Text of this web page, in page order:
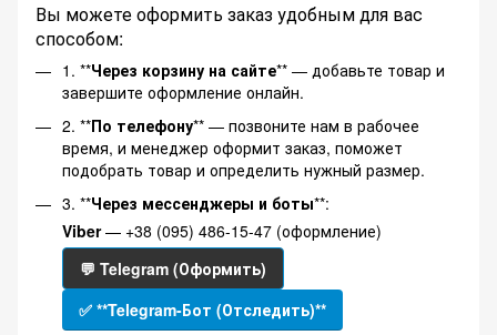
Вы можете оформить заказ удобным для вас
способом:
1. **Через корзину на сайте** — добавьте товар и
завершите оформление онлайн.
2. **По телефону** — позвоните нам в рабочее
время, и менеджер оформит заказ, поможет
подобрать товар и определить нужный размер.
3. **Через мессенджеры и боты**:
Viber— +38 (095) 486-15-47 (оформление)
💬 Telegram (Оформить)
✅ **Telegram-Бот (Отследить)**